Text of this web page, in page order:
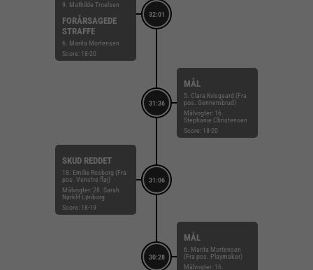
32:01
9. Mathilde Troelsen
FORÅRSAGEDE
STRAFFE
6. Marita Mortensen
Score: 18-20
31:36
MÅL
5. Clara Kvisgaard (Fra
pos. Gennembrud)
Målvogter: 16.
Stephanie Christensen
Score: 18-20
31:06
SKUD REDDET
18. Emilie Rosborg (Fra
pos. Venstre fløj)
Målvogter: 28. Sarah
Nørklit Lønborg
Score: 18-19
30:28
MÅL
6. Marita Mortensen
(Fra pos. Playmaker)
Målvogter: 16.